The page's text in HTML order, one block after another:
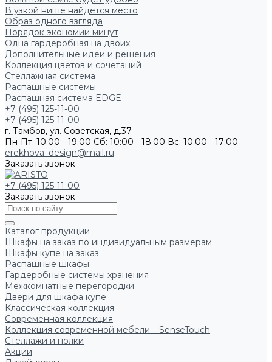
В узкой нише найдется место
Образ одного взгляда
Порядок экономии минут
Одна гардеробная на двоих
Дополнительные идеи и решения
Коллекция цветов и сочетаний
Стеллажная система
Распашные системы
Распашная система EDGE
+7 (495) 125-11-00
+7 (495) 125-11-00
г. Тамбов, ул. Советская, д.37
Пн-Пт: 10:00 - 19:00 Сб: 10:00 - 18:00 Вс: 10:00 - 17:00
erekhova_design@mail.ru
Заказать звонок
+7 (495) 125-11-00
Заказать звонок
Каталог продукции
Шкафы на заказ по индивидуальным размерам
Шкафы купе на заказ
Распашные шкафы
Гардеробные системы хранения
Межкомнатные перегородки
Двери для шкафа купе
Классическая коллекция
Современная коллекция
Коллекция современной мебели – SenseTouch
Стеллажи и полки
Акции